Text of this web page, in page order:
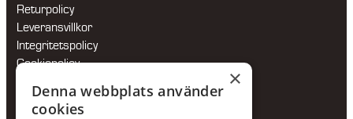
Returpolicy
Leveransvillkor
Integritetspolicy
Cookiepolicy
×
Denna webbplats använder
cookies